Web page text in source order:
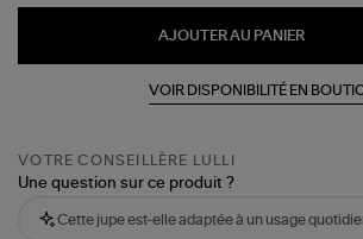
AJOUTER AU PANIER
VOIR DISPONIBILITÉ EN
VOTRE CONSEILLÈRE LULLI
Une question sur ce produit ?
Cette jupe est-elle adaptée à un usage